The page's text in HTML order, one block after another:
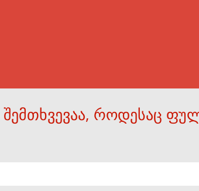
როდესაც